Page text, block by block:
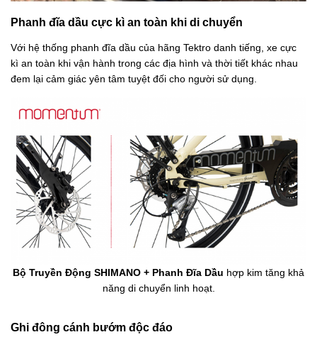
Phanh đĩa dầu cực kì an toàn khi di chuyển
Với hệ thống phanh đĩa dầu của hãng Tektro danh tiếng, xe cực
kì an toàn khi vận hành trong các địa hình và thời tiết khác nhau
đem lại cảm giác yên tâm tuyệt đối cho người sử dụng.
Bộ Truyền Động SHIMANO + Phanh Đĩa Dầu hợp kim tăng khả
năng di chuyển linh hoạt.
Ghi đông cánh bướm độc đáo